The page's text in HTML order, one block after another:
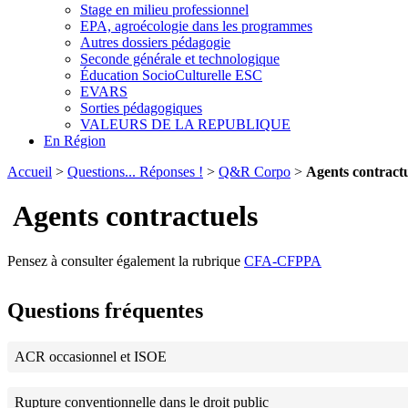
Stage en milieu professionnel
EPA, agroécologie dans les programmes
Autres dossiers pédagogie
Seconde générale et technologique
Éducation SocioCulturelle ESC
EVARS
Sorties pédagogiques
VALEURS DE LA REPUBLIQUE
En Région
Accueil > Questions... Réponses ! > Q&R Corpo > Agents
Agents contractuels
Pensez à consulter également la rubrique CFA-CFPPA
Questions fréquentes
ACR occasionnel et ISOE
Rupture conventionnelle dans le droit public